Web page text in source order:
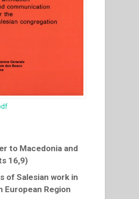
to Macedonia and
16,9)
of Salesian work in
European Region